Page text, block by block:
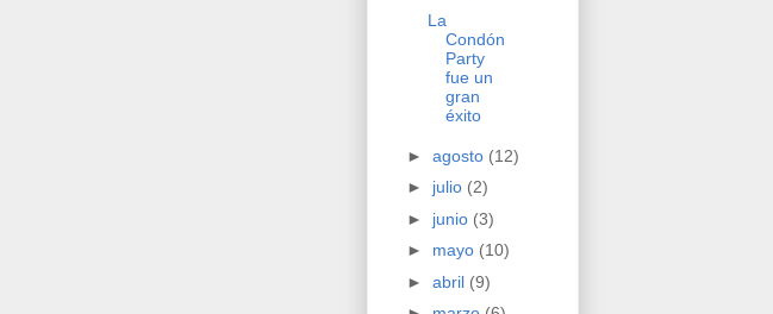
La
Condón
Party
fue un
gran
éxito
► agosto (12)
► julio (2)
► junio (3)
► mayo (10)
► abril (9)